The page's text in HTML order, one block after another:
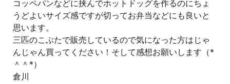
コッペパンなどに挟んでホットドッグを作るのにちょ
うどよいサイズ感ですが切ってお弁当などにも良いと
思います。
三匹のこぶたで販売しているので気になった方はじゃ
んじゃん買ってください！そして感想お願いします（*
＾＾*）
倉川